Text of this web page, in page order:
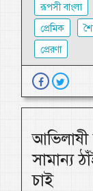
রূপসী বাংলা
প্রেমিক
প্রেরণা
আভিলাষী
সামান্য
চাই